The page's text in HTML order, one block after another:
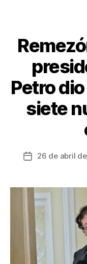
Petro
siete
Fecha
entrada
26 de abril